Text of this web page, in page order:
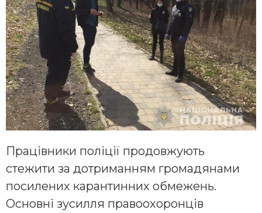
Працівники поліції продовжують
стежити за дотриманням громадянами
посилених карантинних обмежень.
Основні зусилля правоохоронців